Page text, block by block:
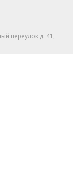
переулок д. 41,